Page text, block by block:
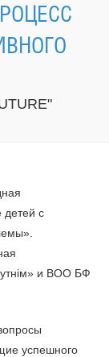
детей с
и ВОО БФ
успешного